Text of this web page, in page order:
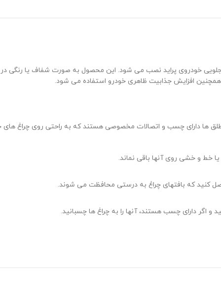
خودروی پراید نصب می شود. این محصول به صورت شفاف یا رنگی در
افزایش جذابیت ظاهری خودرو استفاده می شود.
طلق ها دارای چسب و اتصالات مخصوصی هستند که به راحتی روی چراغ
خط و خشی روی آنها باقی نماند.
کنید که بافتهای چراغ به درستی محافظت می شوند.
اگر دارای چسب هستند، آنها را به چراغ ها چسبانید.